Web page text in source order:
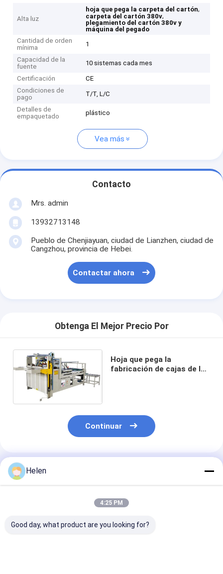
Alta luz
hoja que pega la carpeta del cartón,
carpeta del cartón 380v,
plegamiento del cartón 380v y
máquina del pegado
Cantidad de orden
mínima
1
Capacidad de la
fuente
10 sistemas cada mes
Certificación
CE
Condiciones de
pago
T/T, L/C
Detalles de
empaquetado
plástico
Vea más
Contacto
Mrs. admin
13932713148
Pueblo de Chenjiayuan, ciudad de Lianzhen, ciudad de
Cangzhou, provincia de Hebei.
Contactar ahora
Obtenga El Mejor Precio Por
Hoja que pega la
fabricación de cajas de la
Continuar
Productos Recomendados
Helen
4:25 PM
Good day, what product are you looking for?